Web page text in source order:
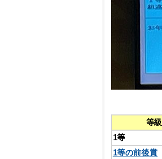
等級
1等
1等の前後賞